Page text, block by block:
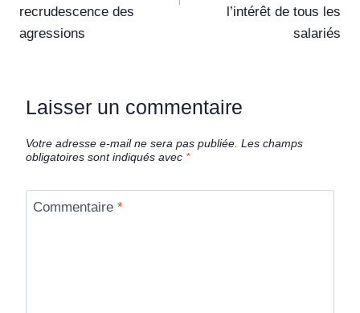
recrudescence des
agressions
l’intérêt de tous les
salariés
Laisser un commentaire
Votre adresse e-mail ne sera pas publiée. Les champs
obligatoires sont indiqués avec *
Commentaire *